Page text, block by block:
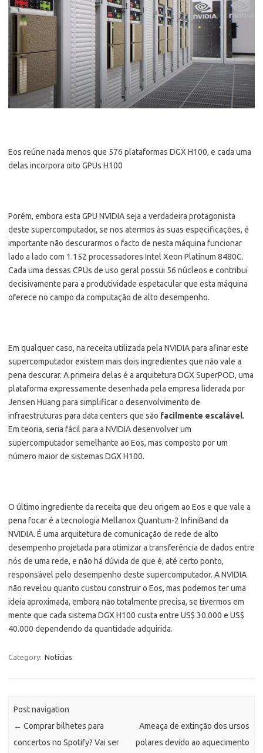
Eos reúne nada menos que 576 plataformas DGX H100, e cada uma
delas incorpora oito GPUs H100
Porém, embora esta GPU NVIDIA seja a verdadeira protagonista
deste supercomputador, se nos atermos às suas especificações, é
importante não descurarmos o facto de nesta máquina funcionar
lado a lado com 1.152 processadores Intel Xeon Platinum 8480C.
Cada uma dessas CPUs de uso geral possui 56 núcleos e contribui
decisivamente para a produtividade espetacular que esta máquina
oferece no campo da computação de alto desempenho.
Em qualquer caso, na receita utilizada pela NVIDIA para afinar este
supercomputador existem mais dois ingredientes que não vale a
pena descurar. A primeira delas é a arquitetura DGX SuperPOD, uma
plataforma expressamente desenhada pela empresa liderada por
Jensen Huang para simplificar o desenvolvimento de
infraestruturas para data centers que são facilmente escalável.
Em teoria, seria fácil para a NVIDIA desenvolver um
supercomputador semelhante ao Eos, mas composto por um
número maior de sistemas DGX H100.
O último ingrediente da receita que deu origem ao Eos e que vale a
pena focar é a tecnologia Mellanox Quantum-2 InfiniBand da
NVIDIA. É uma arquitetura de comunicação de rede de alto
desempenho projetada para otimizar a transferência de dados entre
nós de uma rede, e não há dúvida de que é, até certo ponto,
responsável pelo desempenho deste supercomputador. A NVIDIA
não revelou quanto custou construir o Eos, mas podemos ter uma
ideia aproximada, embora não totalmente precisa, se tivermos em
mente que cada sistema DGX H100 custa entre US$ 30.000 e US$
40.000 dependendo da quantidade adquirida.
Category: Noticias
Post navigation
← Comprar bilhetes para
concertos no Spotify? Vai ser
Ameaça de extinção dos ursos
polares devido ao aquecimento